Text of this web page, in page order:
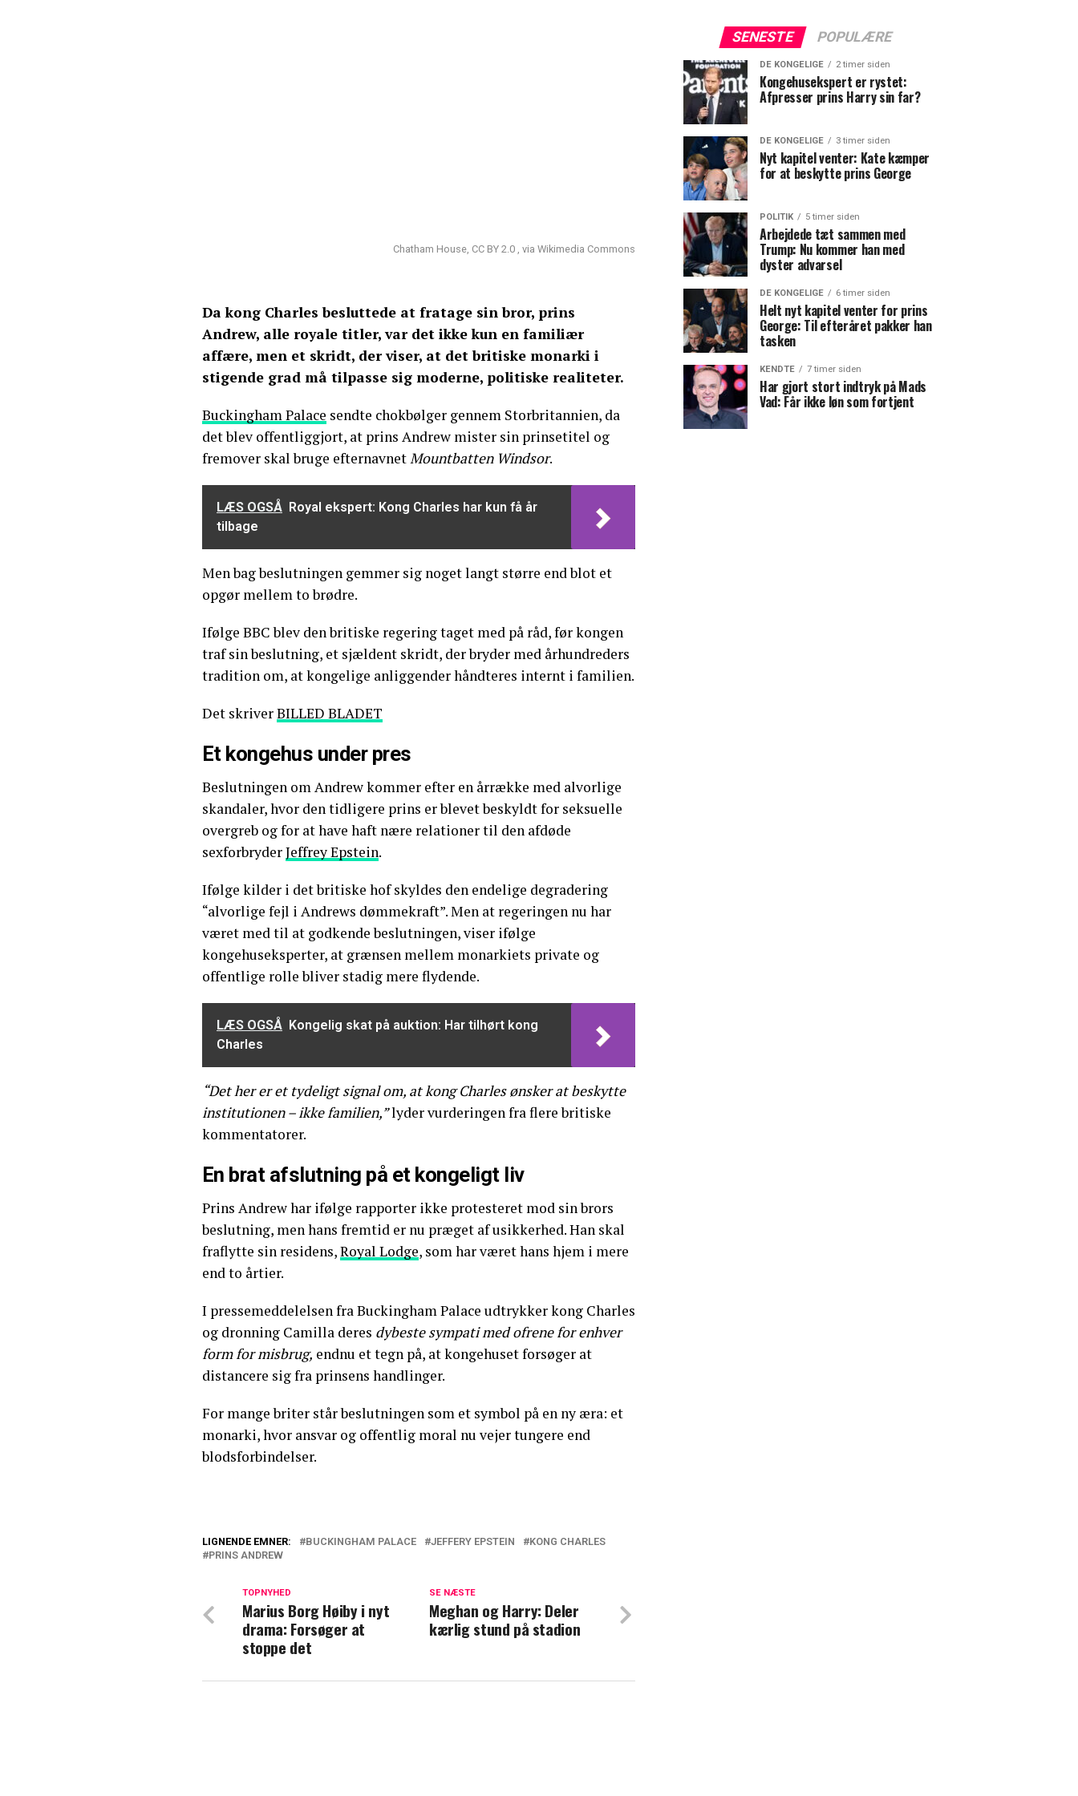
Chatham House, CC BY 2.0 , via Wikimedia Commons
Da kong Charles besluttede at fratage sin bror, prins
Andrew, alle royale titler, var det ikke kun en familiær
affære, men et skridt, der viser, at det britiske monarki i
stigende grad må tilpasse sig moderne, politiske realiteter.
Buckingham Palace sendte chokbølger gennem Storbritannien, da
det blev offentliggjort, at prins Andrew mister sin prinsetitel og
fremover skal bruge efternavnetMountbatten Windsor.
LÆS OGSÅ Royal ekspert: Kong Charles har kun få år
tilbage
Men bag beslutningen gemmer sig noget langt større end blot et
opgør mellem to brødre.
Ifølge BBC blev den britiske regering taget med på råd, før kongen
traf sin beslutning, et sjældent skridt, der bryder med århundreders
tradition om, at kongelige anliggender håndteres internt i familien.
Det skriverBILLED BLADET
Et kongehus under pres
Beslutningen om Andrew kommer efter en årrække med alvorlige
skandaler, hvor den tidligere prins er blevet beskyldt for seksuelle
overgreb og for at have haft nære relationer til den afdøde
sexforbryderJeffrey Epstein.
Ifølge kilder i det britiske hof skyldes den endelige degradering
“alvorlige fejl i Andrews dømmekraft”. Men at regeringen nu har
været med til at godkende beslutningen, viser ifølge
kongehuseksperter, at grænsen mellem monarkiets private og
offentlige rolle bliver stadig mere flydende.
LÆS OGSÅ Kongelig skat på auktion: Har tilhørt kong
Charles
“Det her er et tydeligt signal om, at kong Charles ønsker at beskytte
institutionen – ikke familien,”lyder vurderingen fra flere britiske
kommentatorer.
En brat afslutning på et kongeligt liv
Prins Andrew har ifølge rapporter ikke protesteret mod sin brors
beslutning, men hans fremtid er nu præget af usikkerhed. Han skal
fraflytte sin residens,Royal Lodge, som har været hans hjem i mere
end to årtier.
I pressemeddelelsen fra Buckingham Palace udtrykker kong Charles
og dronning Camilla deres dybeste sympati med ofrene for enhver
form for misbrug, endnu et tegn på, at kongehuset forsøger at
distancere sig fra prinsens handlinger.
For mange briter står beslutningen som et symbol på en ny æra: et
monarki, hvor ansvar og offentlig moral nu vejer tungere end
blodsforbindelser.
Kong Charles ændrer 100 år gammel tradition: Dropper
Hvad sagde kong Charles? Mundaflæser om samtalen med
Camilla
LIGNENDE EMNER: BUCKINGHAM PALACE JEFFERY EPSTEIN
KONG CHARLES
PRINS ANDREW
SE NÆSTE
Meghan og Harry: Deler
kærlig stund på stadion
TOPNYHED
Marius Borg Høiby i nyt
drama: Forsøger at
stoppe det
SENESTE POPULÆRE
DE KONGELIGE 2 timer siden
Kongehusekspert er rystet:
Afpresser prins Harry sin far?
DE KONGELIGE 3 timer siden
Nyt kapitel venter: Kate kæmper
for at beskytte prins George
POLITIK 5 timer siden
Arbejdede tæt sammen med
Trump: Nu kommer han med
dyster advarsel
DE KONGELIGE 6 timer siden
Helt nyt kapitel venter for prins
George: Til efteråret pakker han
tasken
KENDTE 7 timer siden
Har gjort stort indtryk på Mads
Vad: Får ikke løn som fortjent